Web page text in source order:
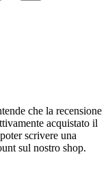
che la recensione
acquistato il
scrivere una
sul nostro shop.